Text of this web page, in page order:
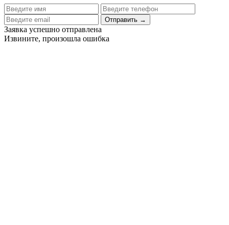
Отправить →
Заявка успешно отправлена
Извините, произошла ошибка